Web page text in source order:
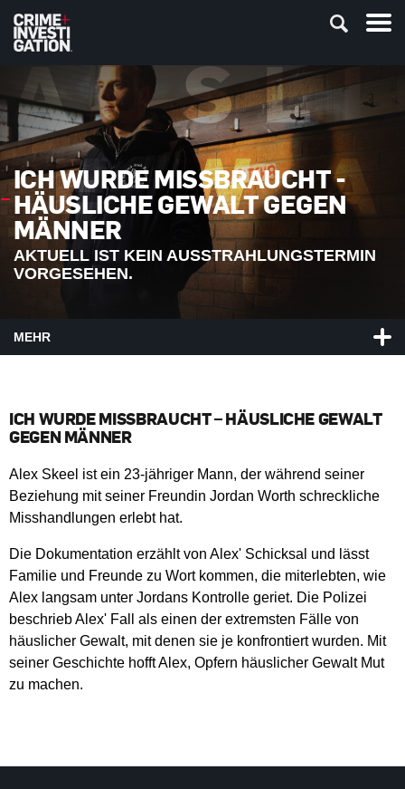
ICH WURDE MISSBRAUCHT -
HÄUSLICHE GEWALT GEGEN
MÄNNER
AKTUELL IST KEIN AUSSTRAHLUNGSTERMIN
VORGESEHEN.
MEHR
ICH WURDE MISSBRAUCHT – HÄUSLICHE GEWALT
GEGEN MÄNNER
Alex Skeel ist ein 23-jähriger Mann, der während seiner
Beziehung mit seiner Freundin Jordan Worth schreckliche
Misshandlungen erlebt hat.
Die Dokumentation erzählt von Alex' Schicksal und lässt
Familie und Freunde zu Wort kommen, die miterlebten, wie
Alex langsam unter Jordans Kontrolle geriet. Die Polizei
beschrieb Alex' Fall als einen der extremsten Fälle von
häuslicher Gewalt, mit denen sie je konfrontiert wurden. Mit
seiner Geschichte hofft Alex, Opfern häuslicher Gewalt Mut
zu machen.